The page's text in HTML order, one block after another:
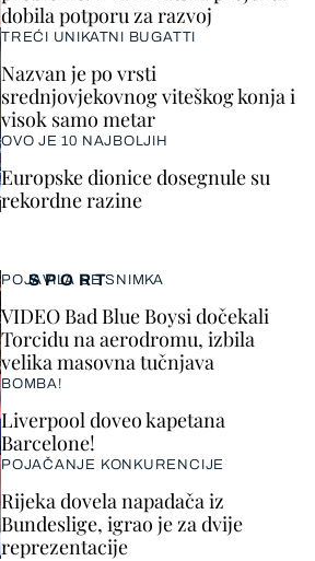
SPORT
POJAVILA SE SNIMKA
VIDEO Bad Blue Boysi dočekali
Torcidu na aerodromu, izbila
velika masovna tučnjava
BOMBA!
Liverpool doveo kapetana
Barcelone!
POJAČANJE KONKURENCIJE
Rijeka dovela napadača iz
Bundeslige, igrao je za dvije
reprezentacije
dobila potporu za razvoj
TREĆI UNIKATNI BUGATTI
Nazvan je po vrsti
srednjovjekovnog viteškog konja i
visok samo metar
OVO JE 10 NAJBOLJIH
Europske dionice dosegnule su
rekordne razine